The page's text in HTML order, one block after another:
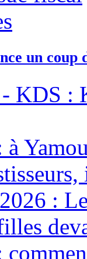
un coup
KDS :
: